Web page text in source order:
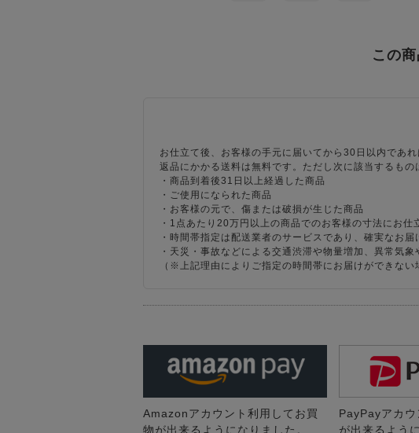
この
お仕立て後、お客様の手元に届いてから30日以内であれ
返品にかかる送料は無料です。ただし次に該当するもの
・商品到着後31日以上経過した商品
・ご使用になられた商品
・お客様の元で、傷または破損が生じた商品
・1点あたり20万円以上の商品でのお客様の寸法にお仕
・時間帯指定は配送業者のサービスであり、確実なお
・天災・事故などによる交通渋滞や物量増加、異常気
（※上記理由によりご指定の時間帯にお届けができな
Amazonアカウント利用してお買
物が出来るようになりました。
PayPayアカ
が出来るよう